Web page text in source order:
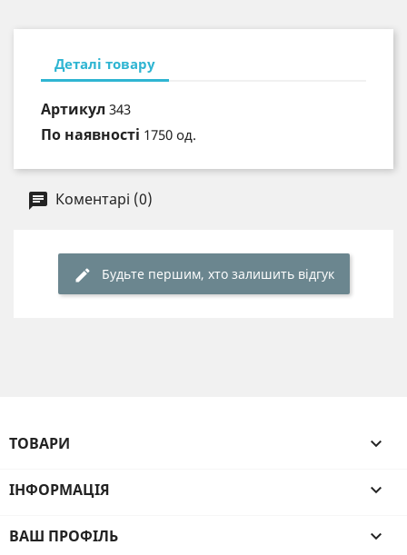
Деталі товару
Артикул 343
По наявності 1750 од.
Коментарі (0)
Будьте першим, хто залишить відгук
ТОВАРИ 
ІНФОРМАЦІЯ 
ВАШ ПРОФІЛЬ 